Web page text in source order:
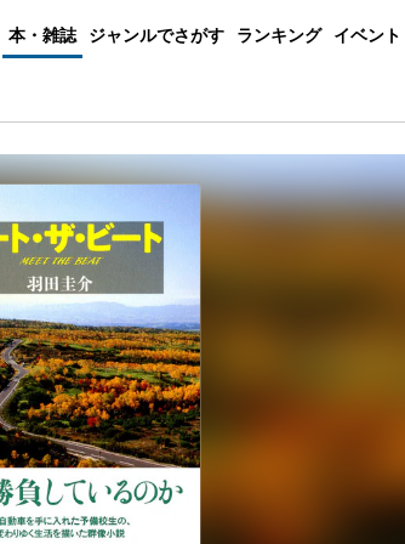
本・雑誌 ジャンルでさがす ランキング イベント